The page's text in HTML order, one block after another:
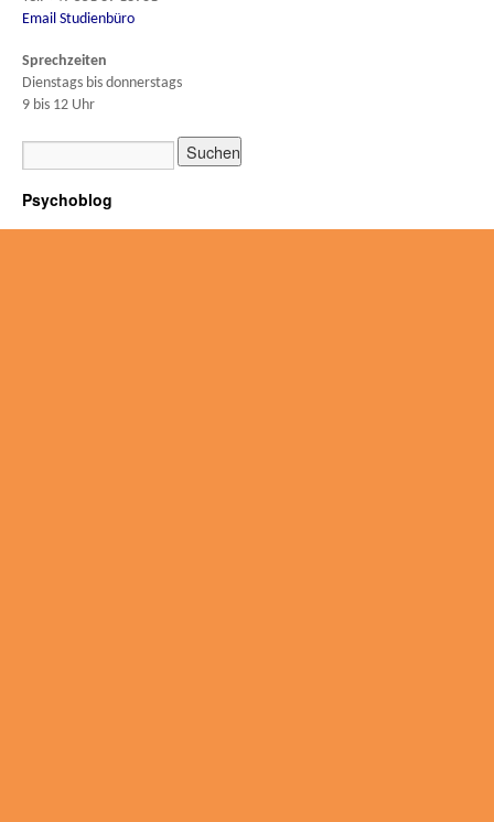
Email Studienbüro
Sprechzeiten
Dienstags bis donnerstags
9 bis 12 Uhr
Psychoblog